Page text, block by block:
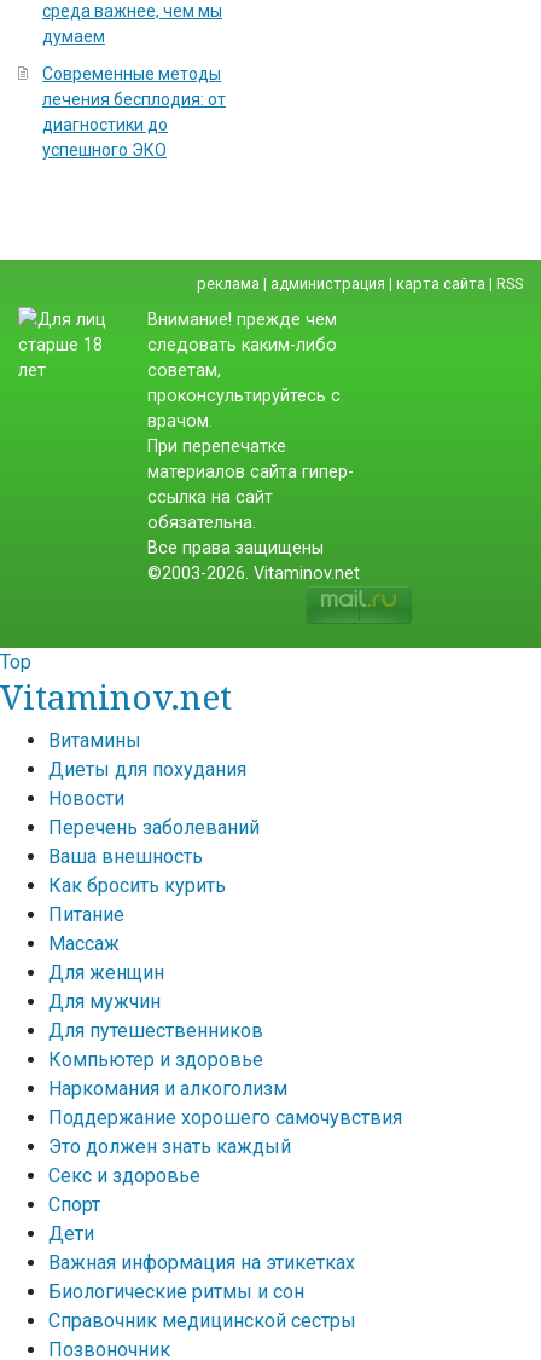
среда важнее, чем мы
думаем
Современные методы
лечения бесплодия: от
диагностики до
успешного ЭКО
реклама | администрация | карта сайта | RSS
Внимание! прежде чем
следовать каким-либо
советам,
проконсультируйтесь с
врачом.
При перепечатке
материалов сайта гипер-
ссылка на сайт
обязательна.
Все права защищены
©2003-2026. Vitaminov.net
Top
Vitaminov.net
Витамины
Диеты для похудания
Новости
Перечень заболеваний
Ваша внешность
Как бросить курить
Питание
Массаж
Для женщин
Для мужчин
Для путешественников
Компьютер и здоровье
Наркомания и алкоголизм
Поддержание хорошего самочувствия
Это должен знать каждый
Секс и здоровье
Спорт
Дети
Важная информация на этикетках
Биологические ритмы и сон
Справочник медицинской сестры
Позвоночник